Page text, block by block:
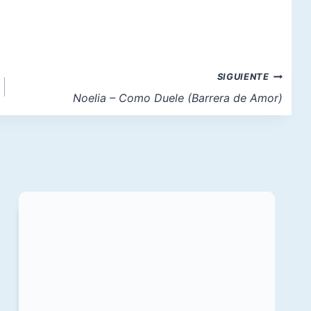
SIGUIENTE
Noelia – Como Duele (Barrera de Amor)